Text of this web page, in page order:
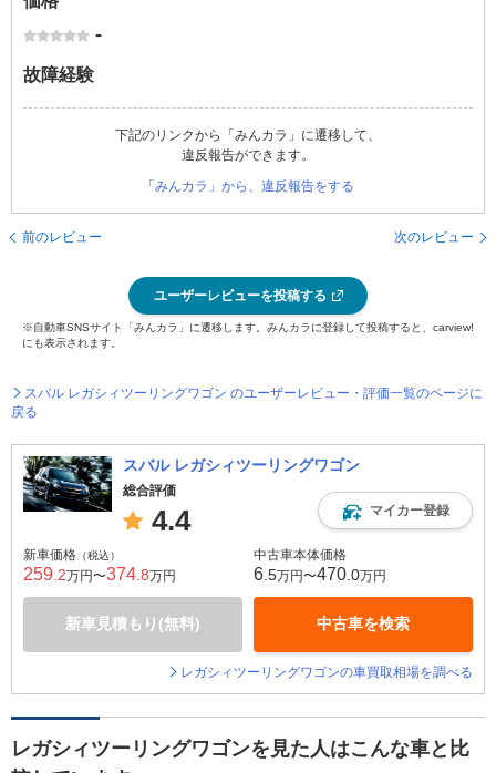
-
故障経験
下記のリンクから「みんカラ」に遷移して、
違反報告ができます。
「みんカラ」から、違反報告をする
前のレビュー 次のレビュー
ユーザーレビューを投稿する
※自動車SNSサイト「みんカラ」に遷移します。みんカラに登録して投稿すると、carview!
にも表示されます。
スバル レガシィツーリングワゴン のユーザーレビュー・評価一覧のページに
戻る
スバル レガシィツーリングワゴン
総合評価
4.4 マイカー登録
新車価格 （税込）
259 .2万円〜374 .8万円
新車見積もり(無料)
中古車本体価格
6 .5万円〜470 .0万円
中古車を検索
レガシィツーリングワゴンの車買取相場を調べる
レガシィツーリングワゴンを見た人はこんな車と比